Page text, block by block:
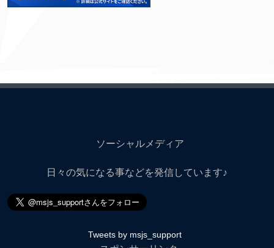
ソーシャルメディア
日々の気になる事などを発信しています♪
Tweets by msjs_support